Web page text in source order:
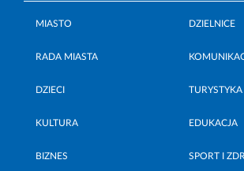
MIASTO DZIELNICE
RADA MIASTA
DZIECI TURYSTYKA
KULTURA EDUKACJA
BIZNES SPORT I